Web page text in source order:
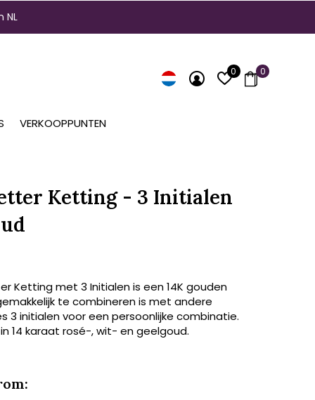
VERKOOPPUNTEN
0 0
NL
Ketting - 3 Initialen
Ketting met 3 Initialen is een 14K gouden
te combineren is met andere
3 initialen voor een persoonlijke combinatie.
14 karaat rosé-, wit- en geelgoud.